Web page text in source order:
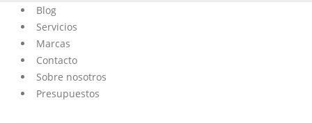
Blog
Servicios
Marcas
Contacto
Sobre nosotros
Presupuestos